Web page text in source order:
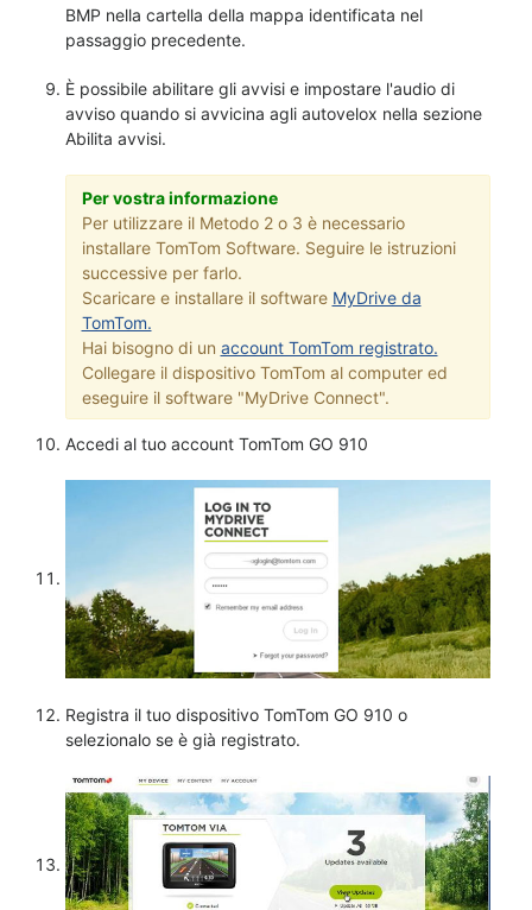
BMP nella cartella della mappa identificata nel
passaggio precedente.
È possibile abilitare gli avvisi e impostare l'audio di
avviso quando si avvicina agli autovelox nella sezione
Abilita avvisi.
Per vostra informazione
Per utilizzare il Metodo 2 o 3 è necessario
installare TomTom Software. Seguire le istruzioni
successive per farlo.
Scaricare e installare il software MyDrive da
TomTom.
Hai bisogno di un account TomTom registrato.
Collegare il dispositivo TomTom al computer ed
eseguire il software "MyDrive Connect".
Accedi al tuo account TomTom GO 910
Registra il tuo dispositivo TomTom GO 910 o
selezionalo se è già registrato.